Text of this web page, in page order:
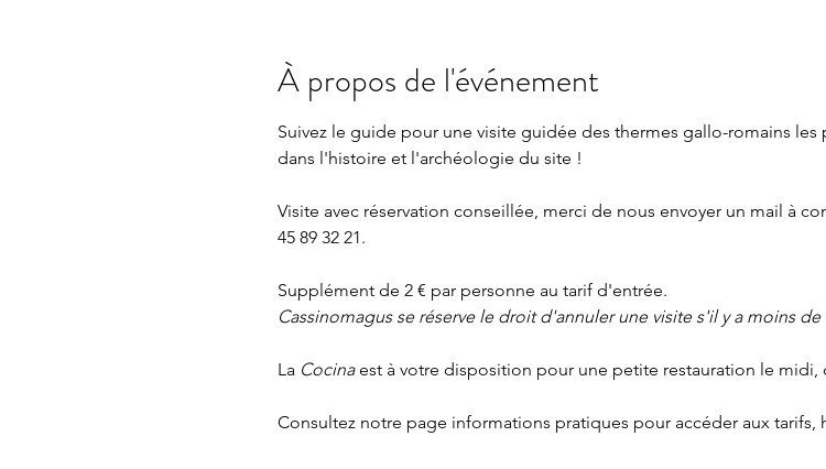
À propos de l'événement
Suivez le guide pour une visite guidée des thermes gallo-romains
dans l'histoire et l'archéologie du site !
Visite avec réservation conseillée, merci de nous envoyer un mail à
45 89 32 21.
Supplément de 2 € par personne au tarif d'entrée.
Cassinomagus se réserve le droit d'annuler une visite s'il y a moins de
La Cocina est à votre disposition pour une petite restauration le midi,
Consultez notre page informations pratiques pour accéder aux tarifs,